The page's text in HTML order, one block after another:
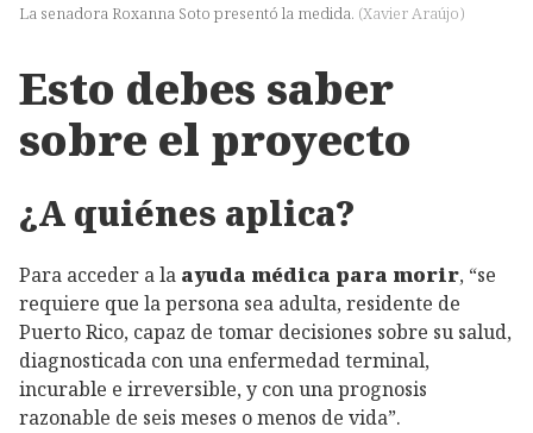
La senadora Roxanna Soto presentó la medida. (Xavier Araújo)
Esto debes saber
sobre el proyecto
¿A quiénes aplica?
Para acceder a la ayuda médica para morir, “se
requiere que la persona sea adulta, residente de
Puerto Rico, capaz de tomar decisiones sobre su salud,
diagnosticada con una enfermedad terminal,
incurable e irreversible, y con una prognosis
razonable de seis meses o menos de vida”.